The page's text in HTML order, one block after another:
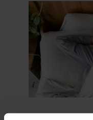
Dit is wat